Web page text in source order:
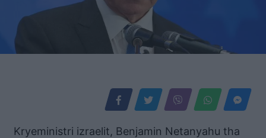
Kryeministri izraelit, Benjamin Netanyahu tha